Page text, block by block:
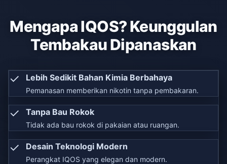
Mengapa IQOS? Keunggulan
Tembakau Dipanaskan
✓ Lebih Sedikit Bahan Kimia Berbahaya
Pemanasan memberikan nikotin tanpa pembakaran.
✓ Tanpa Bau Rokok
Tidak ada bau rokok di pakaian atau ruangan.
✓ Desain Teknologi Modern
Perangkat IQOS yang elegan dan modern.